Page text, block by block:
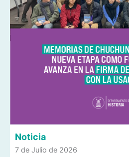
Noticia
7 de Julio de 2026